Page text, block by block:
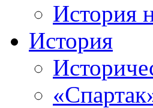
История
История